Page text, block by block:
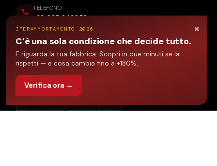
TELEFONO
+39 035 249852
info@sivaf.it
SEDE
×
IPERAMMORTAMENTO 2026
C’è una sola condizione che decide tutto.
E riguarda la tua fabbrica. Scopri in due minuti se la
rispetti — e cosa cambia fino a +180%.
Verifica ora →